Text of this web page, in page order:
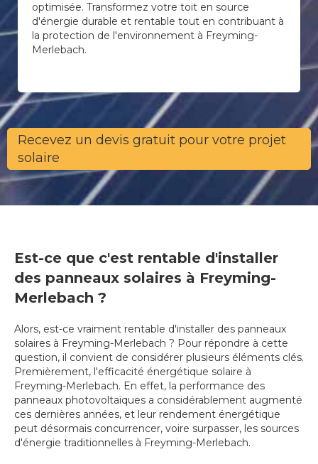
optimisée. Transformez votre toit en source
d'énergie durable et rentable tout en contribuant à
la protection de l'environnement à Freyming-
Merlebach.
Recevez un devis gratuit pour votre projet
solaire
Est-ce que c'est rentable d'installer
des panneaux solaires à Freyming-
Merlebach ?
Alors, est-ce vraiment rentable d'installer des panneaux
solaires à Freyming-Merlebach ? Pour répondre à cette
question, il convient de considérer plusieurs éléments clés.
Premièrement, l'efficacité énergétique solaire à
Freyming-Merlebach. En effet, la performance des
panneaux photovoltaïques a considérablement augmenté
ces dernières années, et leur rendement énergétique
peut désormais concurrencer, voire surpasser, les sources
d'énergie traditionnelles à Freyming-Merlebach.